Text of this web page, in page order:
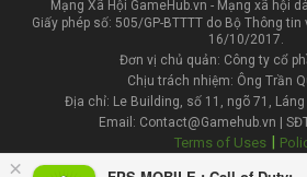
×
Mạng Xã Hội GameHub.vn - Mạng xã hội
Giấy phép số: 505/GP-BTTTT do Bộ Thông
16/10/2017.
Đơn vị chủ quản: Công ty cổ
Chịu trách nhiệm: Ông Trần
Địa chỉ: Le Building, số 11, ngõ 71, Láng
Email: Contact@Gamehub.vn |
Terms of Uses |